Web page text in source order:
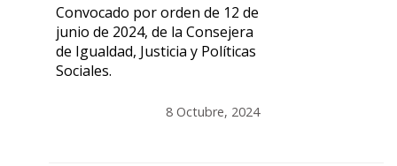
Convocado por orden de 12 de
junio de 2024, de la Consejera
de Igualdad, Justicia y Políticas
Sociales.
8 Octubre, 2024